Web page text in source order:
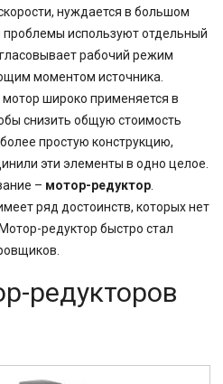
нуждается в большом
используют отдельный
рабочий режим
моментом источника.
широко применяется в
снизить общую стоимость
простую конструкцию,
эти элементы в одно целое.
– мотор-редуктор
ряд достоинств, которых нет
редуктор быстро стал
редукторов